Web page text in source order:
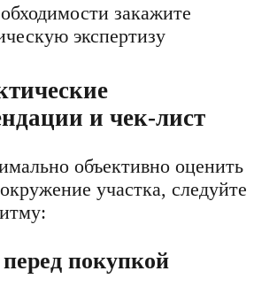
закажите
экспертизу
и чек-лист
объективно оценить
участка, следуйте
покупкой